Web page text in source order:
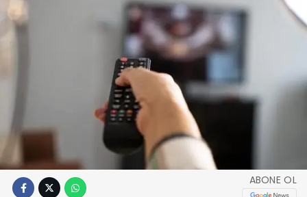
ABONE OL